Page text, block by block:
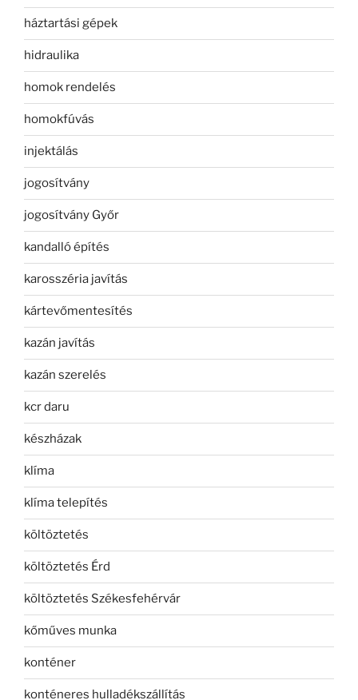
háztartási gépek
hidraulika
homok rendelés
homokfúvás
injektálás
jogosítvány
jogosítvány Győr
kandalló építés
karosszéria javítás
kártevőmentesítés
kazán javítás
kazán szerelés
kcr daru
készházak
klíma
klíma telepítés
költöztetés
költöztetés Érd
költöztetés Székesfehérvár
kőműves munka
konténer
konténeres hulladékszállítás